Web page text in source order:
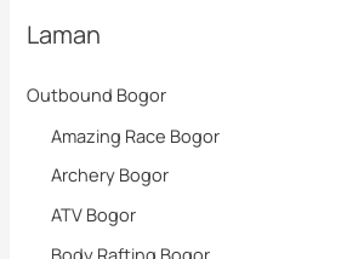
Laman
Outbound Bogor
Amazing Race Bogor
Archery Bogor
ATV Bogor
Body Rafting Bogor